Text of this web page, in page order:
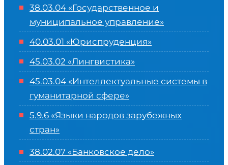
38.03.04 «Государственное и
муниципальное управление»
40.03.01 «Юриспруденция»
45.03.02 «Лингвистика»
45.03.04 «Интеллектуальные системы в
гуманитарной сфере»
5.9.6 «Языки народов зарубежных
стран»
38.02.07 «Банковское дело»